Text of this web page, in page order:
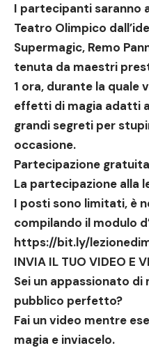
I partecipanti saranno
Teatro Olimpico
Supermagic, Remo
tenuta da maestri
1 ora, durante la quale
effetti di magia adatti
grandi segreti per
occasione.
Partecipazione gratuita
La partecipazione alla
I posti sono limitati, è
compilando il modulo
https://bit.ly/
INVIA IL TUO VIDEO E
Sei un appassionato di
pubblico perfetto?
Fai un video mentre
magia e inviacelo.